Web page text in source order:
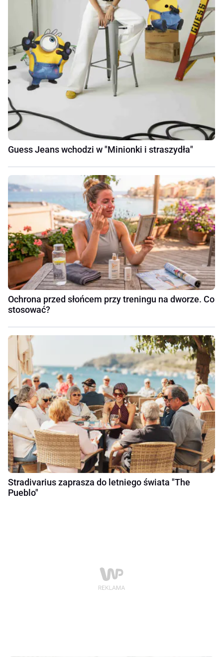
Guess Jeans wchodzi w "Minionki i straszydła"
Ochrona przed słońcem przy treningu na dworze. Co
stosować?
Stradivarius zaprasza do letniego świata "The
Pueblo"